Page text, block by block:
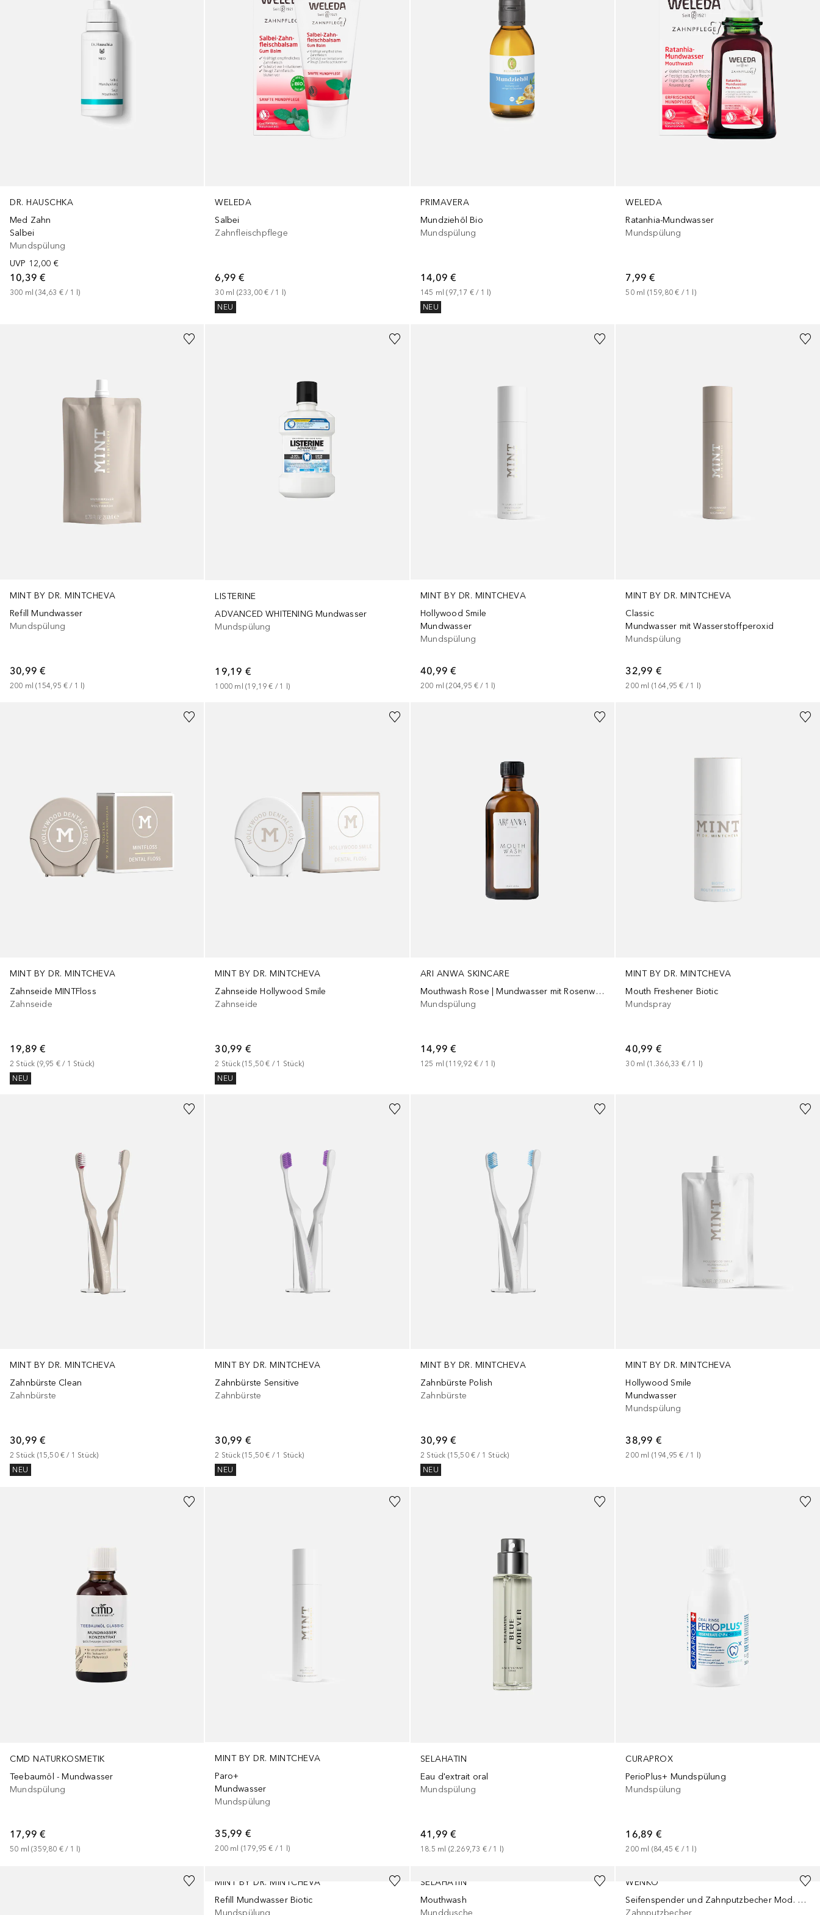
DR. HAUSCHKA
Med Zahn
Salbei
Mundspülung
UVP 12,00 €
10,39 €
300 ml (34,63 € / 1 l)
WELEDA
Salbei
Zahnfleischpflege
6,99 €
30 ml (233,00 € / 1
)
NEU
PRIMAVERA
Mundziehöl Bio
Mundspülung
14,09 €
145 ml (97,17 € / 1 l)
NEU
WELEDA
Ratanhia-Mundwasser
Mundspülung
7,99 €
50 ml (159,80 € / 1 )
MINT BY DR. MINTCHEVA
Refill Mundwasser
Mundspülung
30,99 €
200 ml (154,95 € / 1 l)
LISTERINE
ADVANCED WHITENING Mundwasser
Mundspülung
19,19 €
1000 ml (19,19 € / 1 l)
MINT BY DR. MINTCHEVA
Hollywood Smile
Mundwasser
Mundspülung
40,99 €
200 ml (204,95 € / 1 l)
MINT BY DR. MINTCHEVA
Classic
Mundwasser mit Wasserstoffperoxid
Mundspülung
32,99 €
200 ml (164,95 € / 1 )
MINT BY DR. MINTCHEVA
Zahnseide MINTFloss
Zahnseide
19,89 €
2 Stück (9,95 € / 1 Stück)
NEU
MINT BY DR. MINTCHEVA
Zahnseide Hollywood Smile
Zahnseide
30,99 €
2 Stück (15,50 € / 1 Stück)
NEU
ARI ANWA SKINCARE
Mouthwash Rose | Mundwasser mit Rosenwasser & Safran
Mundspülung
14,99 €
125 ml (119,92 € / 1 l)
MINT BY DR. MINTCHEVA
Mouth Freshener Biotic
Mundspray
40,99 €
30 ml (1.366,33 € / 1 l)
MINT BY DR. MINTCHEVA
Zahnbürste Clean
Zahnbürste
30,99 €
2 Stück (15,50 € / 1 Stück)
NEU
MINT BY DR. MINTCHEVA
Zahnbürste Sensitive
Zahnbürste
30,99 €
2 Stück (15,50 € / 1 Stück)
NEU
MINT BY DR. MINTCHEVA
Zahnbürste Polish
Zahnbürste
30,99 €
2 Stück (15,50 € / 1 Stück)
NEU
MINT BY DR. MINTCHEVA
Hollywood Smile
Mundwasser
Mundspülung
38,99 €
200 ml (194,95 € / 1 )
CMD NATURKOSMETIK
Teebaumöl - Mundwasser
Mundspülung
17,99 €
50 ml (359,80 € / 1 l)
MINT BY DR. MINTCHEVA
Paro+
Mundwasser
Mundspülung
35,99 €
200 ml (179,95 € / 1 )
SELAHATIN
Eau d'extrait oral
Mundspülung
41,99 €
18.5 ml (2.269,73 € / 1 l)
CURAPROX
PerioPlus+ Mundspülung
Mundspülung
16,89 €
200 ml (84,45 € / 1 l)
MINT BY DR. MINTCHEVA
Refill Mundwasser Biotic
Mundspülung
SELAHATIN
Mouthwash
Munddusche
WENKO
Seifenspender und Zahnputzbecher Mod. Villata, Grau
Zahnputzbecher